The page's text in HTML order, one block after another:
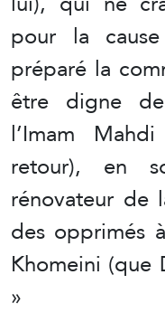
pour la
préparé la
être digne
l’Imam
retour), en
rénovateur de
des opprimés
Khomeini (que
»